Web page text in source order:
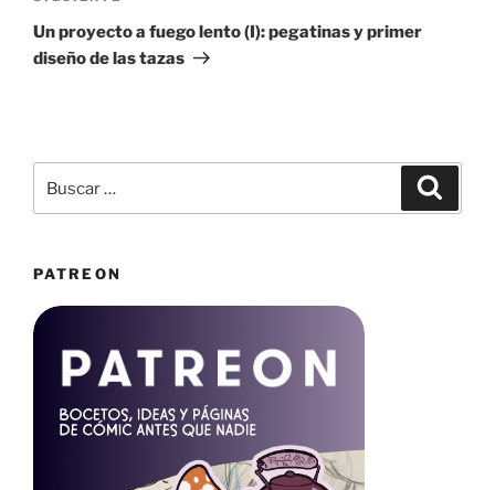
entrada
Un proyecto a fuego lento (I): pegatinas y primer
diseño de las tazas
por:
PATREON